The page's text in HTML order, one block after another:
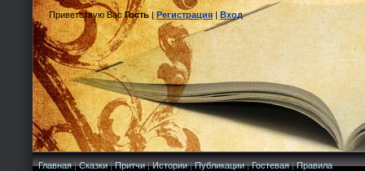
Приветствую Вас Гость|Регистрация|Вход
Главная|Сказки|Притчи|Истории|Публикации|Гостевая|Правила